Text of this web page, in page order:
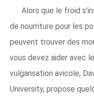
Alors que le froid
de nourriture pour les
peuvent trouver des
vous devez aider avec
vulgarisation avicole,
University, propose